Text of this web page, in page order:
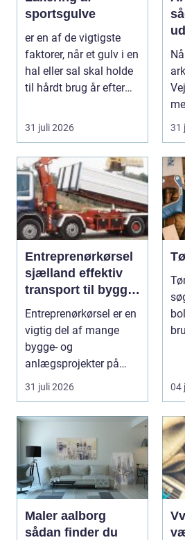
sportsgulve
er en af de vigtigste
faktorer, når et gulv i en
hal eller sal skal holde
til hårdt brug år efter
31 juli 2026 31
Entreprenørkørsel
sjælland effektiv
transport til bygge-
og anlægsopgaver
Entreprenørkørsel er en
vigtig del af mange
bygge- og
anlægsprojekter på
Sjælland. Uden sikker
og ef...
31 juli 2026 04
Maler aalborg
sådan finder du